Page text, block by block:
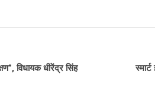
विधायक धीरेंद्र सिंह